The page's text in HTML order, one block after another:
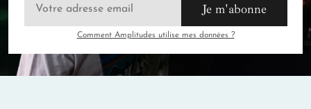
Je m'abonne
Comment Amplitudes utilise mes données ?